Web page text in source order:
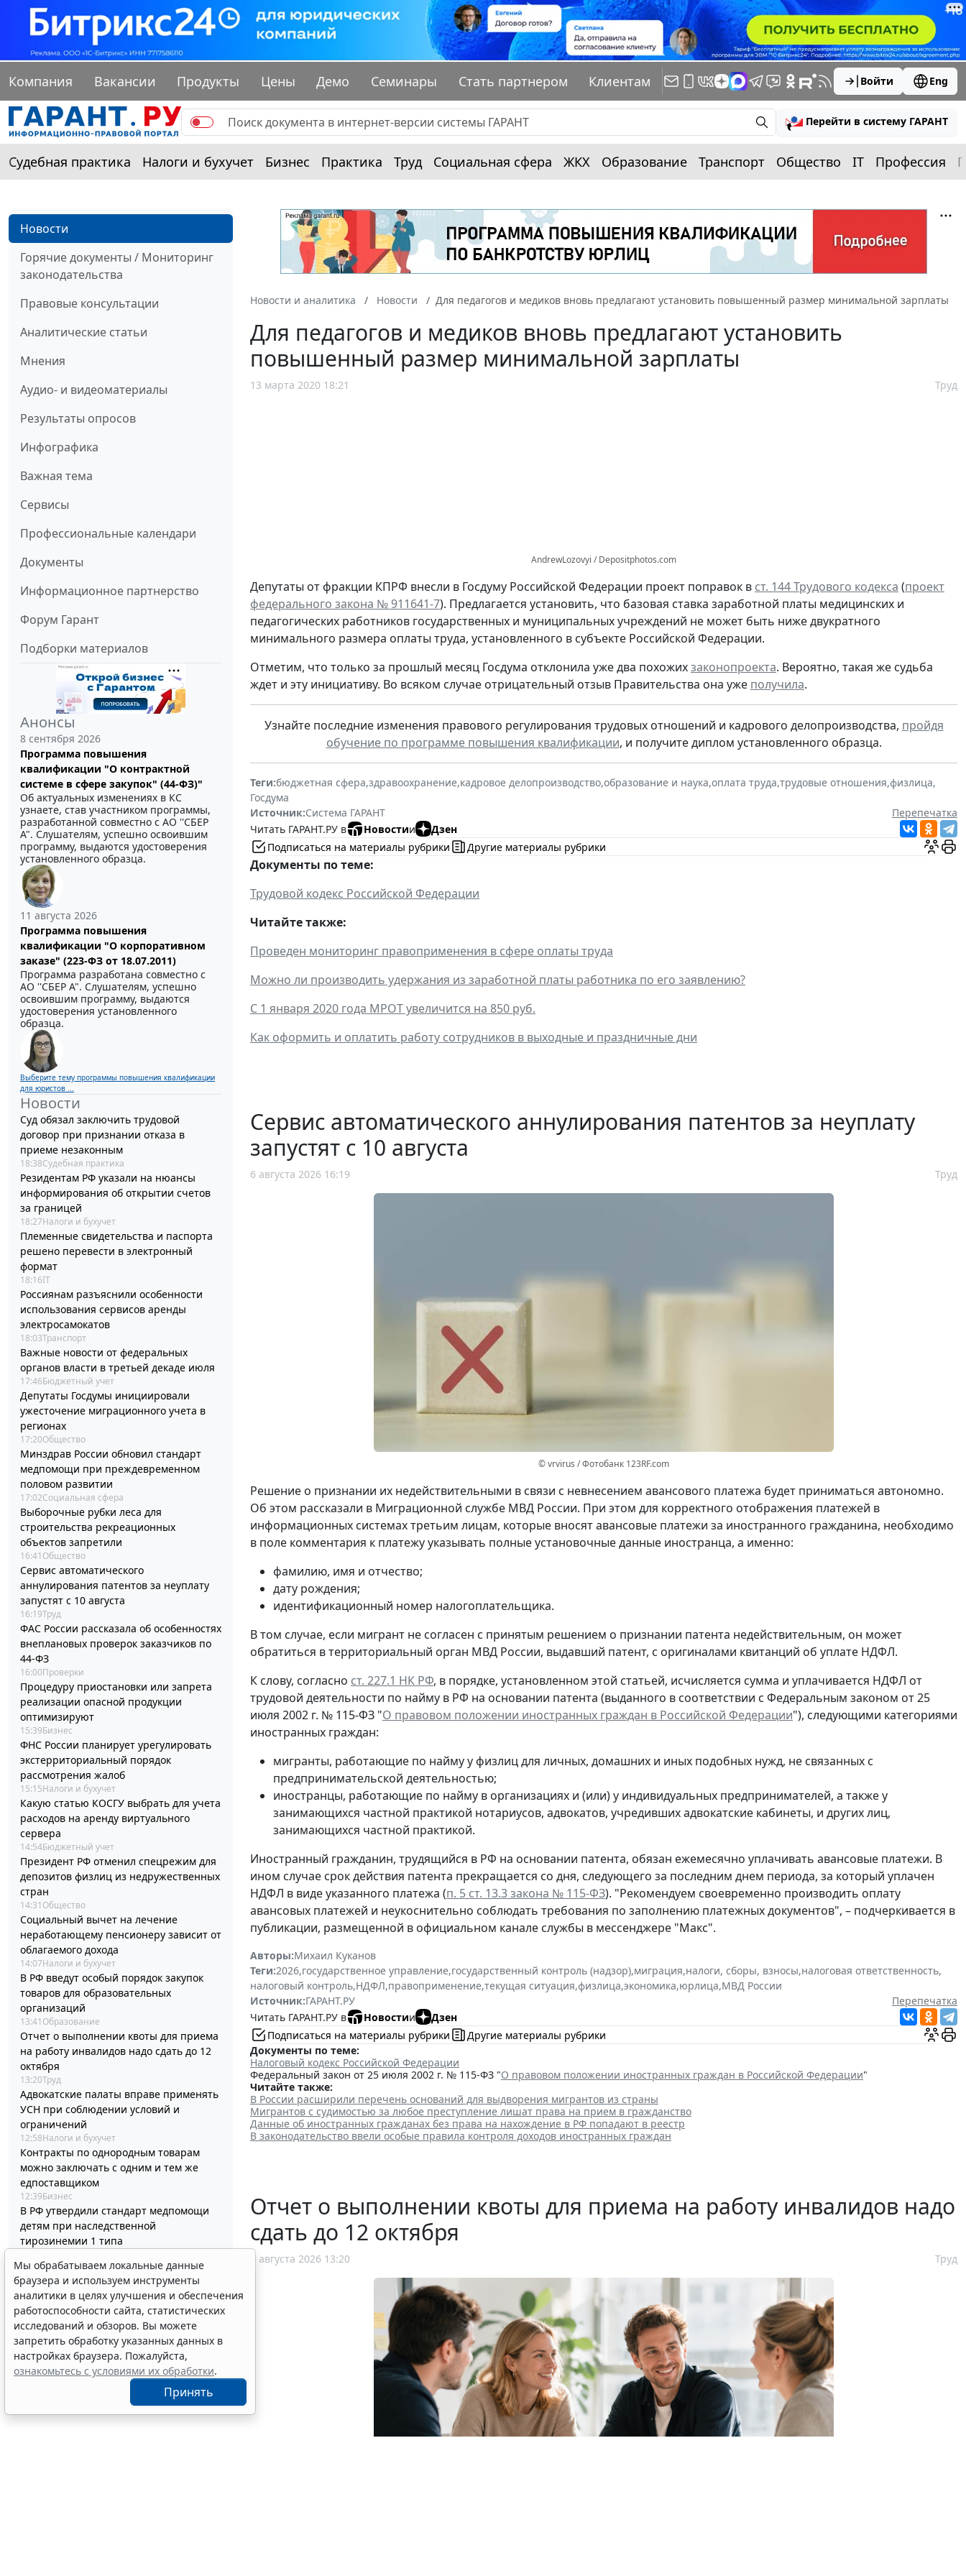
Компания Вакансии Продукты Цены Демо Семинары Стать партнером Клиентам Войти Eng
Перейти в систему ГАРАНТ
Судебная практика Налоги и бухучет Бизнес Практика Труд Социальная сфера ЖКХ Образование Транспорт Общество IT Профессия
Новости
Горячие документы / Мониторинг
законодательства
Правовые консультации
Аналитические статьи
Мнения
Аудио- и видеоматериалы
Результаты опросов
Инфографика
Важная тема
Сервисы
Профессиональные календари
Документы
Информационное партнерство
Форум Гарант
Подборки материалов
Анонсы
8 сентября 2026
Программа повышения
квалификации "О контрактной
системе в сфере закупок" (44-ФЗ)"
Об актуальных изменениях в КС
узнаете, став участником программы,
разработанной совместно с АО ''СБЕР
А". Слушателям, успешно освоившим
программу, выдаются удостоверения
установленного образца.
11 августа 2026
Программа повышения
квалификации "О корпоративном
заказе" (223-ФЗ от 18.07.2011)
Программа разработана совместно с
АО ''СБЕР А". Слушателям, успешно
освоившим программу, выдаются
удостоверения установленного
образца.
Выберите тему программы повышения квалификации
для юристов ...
Новости
Суд обязал заключить трудовой
договор при признании отказа в
приеме незаконным
18:38Судебная практика
Резидентам РФ указали на нюансы
информирования об открытии счетов
за границей
18:27Налоги и бухучет
Племенные свидетельства и паспорта
решено перевести в электронный
формат
18:16IT
Россиянам разъяснили особенности
использования сервисов аренды
электросамокатов
18:03Транспорт
Важные новости от федеральных
органов власти в третьей декаде июля
17:46Бюджетный учет
Депутаты Госдумы инициировали
ужесточение миграционного учета в
регионах
17:20Общество
Минздрав России обновил стандарт
медпомощи при преждевременном
половом развитии
17:02Социальная сфера
Выборочные рубки леса для
строительства рекреационных
объектов запретили
16:41 Общество
Сервис автоматического
аннулирования патентов за неуплату
запустят с 10 августа
16:19Труд
ФАС России рассказала об особенностях
внеплановых проверок заказчиков по
44-ФЗ
16:00Проверки
Процедуру приостановки или запрета
реализации опасной продукции
оптимизируют
15:39Бизнес
ФНС России планирует урегулировать
экстерриториальный порядок
рассмотрения жалоб
15:15Налоги и бухучет
Какую статью КОСГУ выбрать для учета
расходов на аренду виртуального
сервера
14:54Бюджетный учет
Президент РФ отменил спецрежим для
депозитов физлиц из недружественных
стран
14:31 Общество
Социальный вычет на лечение
неработающему пенсионеру зависит от
облагаемого дохода
14:07Налоги и бухучет
В РФ введут особый порядок закупок
товаров для образовательных
организаций
13:41 Образование
Отчет о выполнении квоты для приема
на работу инвалидов надо сдать до 12
октября
13:20Труд
Адвокатские палаты вправе применять
УСН при соблюдении условий и
ограничений
12:58Налоги и бухучет
Контракты по однородным товарам
можно заключать с одним и тем же
едпоставщиком
12:39Бизнес
В РФ утвердили стандарт медпомощи
детям при наследственной
тирозинемии 1 типа
Новости и аналитика Новости Для педагогов и медиков вновь предлагают установить повышенный размер минимальной зарплаты
Для педагогов и медиков вновь предлагают установить
повышенный размер минимальной зарплаты
13 марта 2020 18:21 Труд
AndrewLozovyi / Depositphotos.com
Депутаты от фракции КПРФ внесли в Госдуму Российской Федерации проект поправок в ст. 144 Трудового кодекса (проект
федерального закона № 911641-7). Предлагается установить, что базовая ставка заработной платы медицинских и
педагогических работников государственных и муниципальных учреждений не может быть ниже двукратного
минимального размера оплаты труда, установленного в субъекте Российской Федерации.
Отметим, что только за прошлый месяц Госдума отклонила уже два похожихзаконопроекта. Вероятно, такая же судьба
ждет и эту инициативу. Во всяком случае отрицательный отзыв Правительства она уже получила.
Узнайте последние изменения правового регулирования трудовых отношений и кадрового делопроизводства, пройдя
обучение по программе повышения квалификации, и получите диплом установленного образца.
Теги:бюджетная сфера,здравоохранение,кадровое делопроизводство,образование и наука,оплата труда,трудовые отношения,физлица,
Госдума
Источник:Система ГАРАНТ
Перепечатка
Читать ГАРАНТ.РУ в
Новостии
Дзен
Подписаться на материалы рубрики
Другие материалы рубрики
Документы по теме:
Трудовой кодекс Российской Федерации
Читайте также:
Проведен мониторинг правоприменения в сфере оплаты труда
Можно ли производить удержания из заработной платы работника по его заявлению?
С 1 января 2020 года МРОТ увеличится на 850 руб.
Как оформить и оплатить работу сотрудников в выходные и праздничные дни
Сервис автоматического аннулирования патентов за неуплату
запустят с 10 августа
6 августа 2026 16:19 Труд
© vrvirus / Фотобанк 123RF.com
Решение о признании их недействительными в связи с невнесением авансового платежа будет приниматься автономно.
Об этом рассказали в Миграционной службе МВД России. При этом для корректного отображения платежей в
информационных системах третьим лицам, которые вносят авансовые платежи за иностранного гражданина, необходимо
в поле комментария к платежу указывать полные установочные данные иностранца, а именно:
фамилию, имя и отчество;
дату рождения;
идентификационный номер налогоплательщика.
В том случае, если мигрант не согласен с принятым решением о признании патента недействительным, он может
обратиться в территориальный орган МВД России, выдавший патент, с оригиналами квитанций об уплате НДФЛ.
К слову, согласно ст. 227.1 НК РФ, в порядке, установленном этой статьей, исчисляется сумма и уплачивается НДФЛ от
трудовой деятельности по найму в РФ на основании патента (выданного в соответствии с Федеральным законом от 25
июля 2002 г. № 115-ФЗ "О правовом положении иностранных граждан в Российской Федерации"), следующими категориями
иностранных граждан:
мигранты, работающие по найму у физлиц для личных, домашних и иных подобных нужд, не связанных с
предпринимательской деятельностью;
иностранцы, работающие по найму в организациях и (или) у индивидуальных предпринимателей, а также у
занимающихся частной практикой нотариусов, адвокатов, учредивших адвокатские кабинеты, и других лиц,
занимающихся частной практикой.
Иностранный гражданин, трудящийся в РФ на основании патента, обязан ежемесячно уплачивать авансовые платежи. В
ином случае срок действия патента прекращается со дня, следующего за последним днем периода, за который уплачен
НДФЛ в виде указанного платежа (п. 5 ст. 13.3 закона № 115-ФЗ). "Рекомендуем своевременно производить оплату
авансовых платежей и неукоснительно соблюдать требования по заполнению платежных документов", – подчеркивается в
публикации, размещенной в официальном канале службы в мессенджере "Макс".
Авторы:Михаил Куканов
Теги:2026,государственное управление,государственный контроль (надзор),миграция,налоги, сборы, взносы,налоговая ответственность,
налоговый контроль,НДФЛ,правоприменение,текущая ситуация,физлица,экономика,юрлица,МВД России
Источник:ГАРАНТ.РУ
Перепечатка
Читать ГАРАНТ.РУ в
Новостии
Дзен
Подписаться на материалы рубрики
Другие материалы рубрики
Документы по теме:
Налоговый кодекс Российской Федерации
Федеральный закон от 25 июля 2002 г. № 115-ФЗ "О правовом положении иностранных граждан в Российской Федерации"
Читайте также:
В России расширили перечень оснований для выдворения мигрантов из страны
Мигрантов с судимостью за любое преступление лишат права на прием в гражданство
Данные об иностранных гражданах без права на нахождение в РФ попадают в реестр
В законодательство ввели особые правила контроля доходов иностранных граждан
Отчет о выполнении квоты для приема на работу инвалидов надо
сдать до 12 октября
6 августа 2026 13:20 Труд
Мы обрабатываем локальные данные
браузера и используем инструменты
аналитики в целях улучшения и обеспечения
работоспособности сайта, статистических
исследований и обзоров. Вы можете
запретить обработку указанных данных в
настройках браузера. Пожалуйста,
ознакомьтесь с условиями их обработки.
Принять